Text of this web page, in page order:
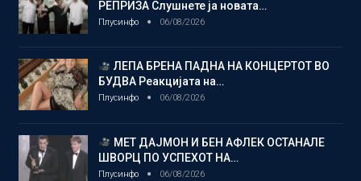
РЕПРИЗА Слушнете ја новата…
Плусинфо 06/08/2026
ЛЕПА БРЕНА ПАДНА НА КОНЦЕРТОТ ВО
БУДВА Реакцијата на…
Плусинфо 06/08/2026
МЕТ ДАЈМОН И БЕН АФЛЕК ОСТАНАЛЕ
ШВОРЦ ПО УСПЕХОТ НА…
Плусинфо 06/08/2026